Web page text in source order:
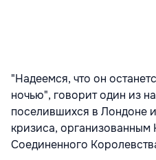
"Надеемся, что он
ночью", говорит один из
поселившихся в Лондоне
кризиса, организованным
Соединенного